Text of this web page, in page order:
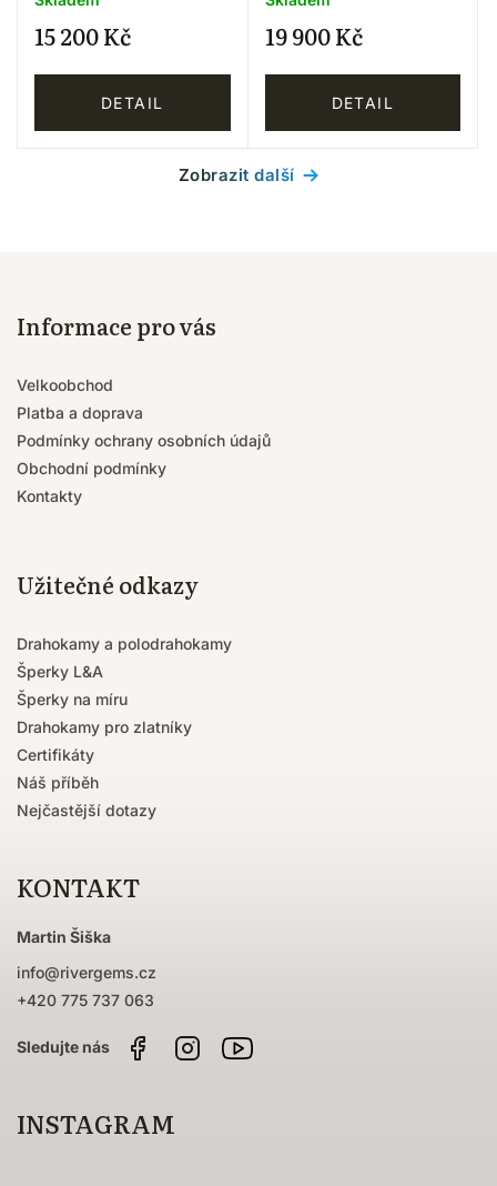
15 200 Kč
DETAIL
19 900 Kč
DETAIL
Zobrazit další
Informace pro vás
Velkoobchod
Platba a doprava
Podmínky ochrany osobních údajů
Obchodní podmínky
Kontakty
Užitečné odkazy
Drahokamy a polodrahokamy
Šperky L&A
Šperky na míru
Drahokamy pro zlatníky
Certifikáty
Náš příběh
Nejčastější dotazy
KONTAKT
Martin Šiška
info@rivergems.cz
+420 775 737 063
FacebookInstagram
INSTAGRAM